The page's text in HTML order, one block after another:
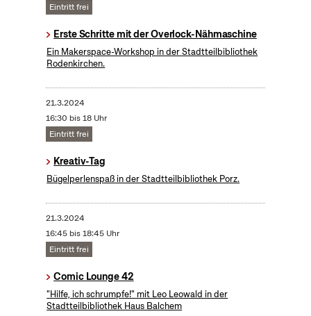
Eintritt frei
Erste Schritte mit der Overlock-Nähmaschine
Ein Makerspace-Workshop in der Stadtteilbibliothek
Rodenkirchen.
21.3.2024
16:30 bis 18 Uhr
Eintritt frei
Kreativ-Tag
Bügelperlenspaß in der Stadtteilbibliothek Porz.
21.3.2024
16:45 bis 18:45 Uhr
Eintritt frei
Comic Lounge 42
"Hilfe, ich schrumpfe!" mit Leo Leowald in der
Stadtteilbibliothek Haus Balchem